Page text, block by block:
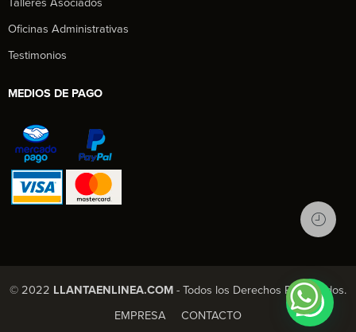
Talleres Asociados
Oficinas Administrativas
Testimonios
MEDIOS DE PAGO
© 2022 LLANTAENLINEA.COM - Todos los Derechos Reservados.
EMPRESA
CONTACTO